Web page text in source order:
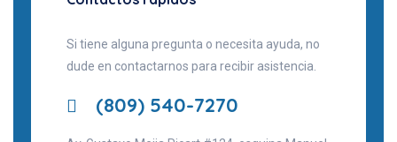
Si tiene alguna pregunta o necesita ayuda, no
dude en contactarnos para recibir asistencia.
(809) 540-7270